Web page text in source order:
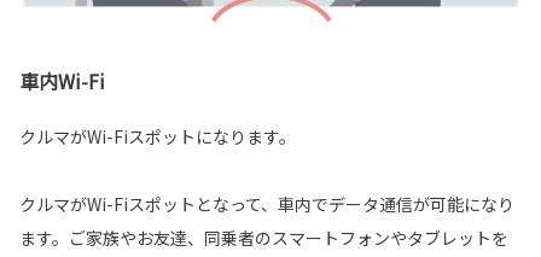
車内Wi-Fi
クルマがWi-Fi️スポットになります。
クルマがWi-Fiスポットとなって、車内でデータ通信が可能になり
ます。ご家族やお友達、同乗者のスマートフォンやタブレットを